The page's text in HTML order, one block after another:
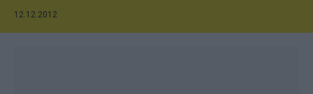
12.12.2012